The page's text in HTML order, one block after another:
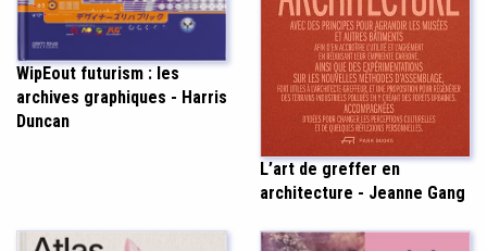
WipEout futurism : les
archives graphiques - Harris
Duncan
L’art de greffer en
architecture - Jeanne Gang